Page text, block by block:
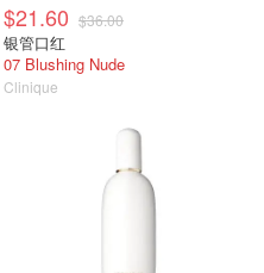
$21.60 $36.00
银管口红
07 Blushing Nude
Clinique